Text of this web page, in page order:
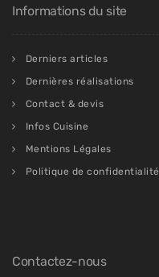
Informations du site
Derniers articles
Dernières réalisations
Contact & devis
Infos Cuisine
Mentions Légales
Politique de confidentialité
Contactez-nous